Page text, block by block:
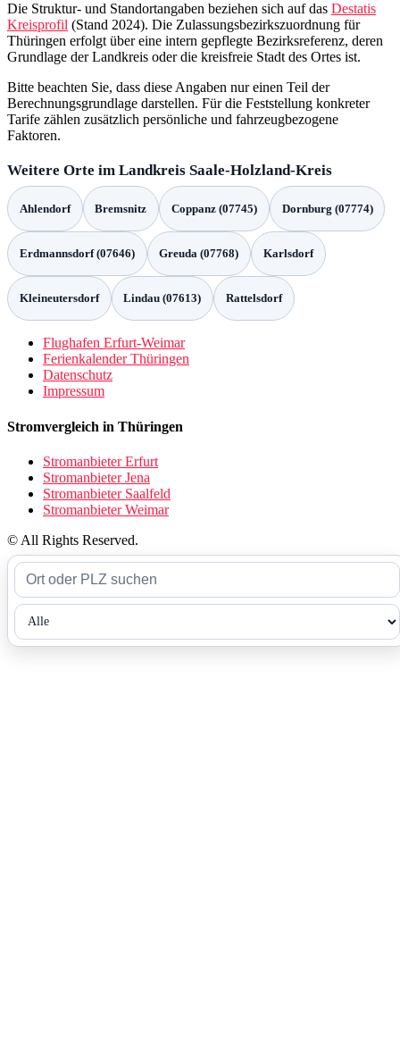
Die Struktur- und Standortangaben beziehen sich auf das Destatis
Kreisprofil (Stand 2024). Die Zulassungsbezirkszuordnung für
Thüringen erfolgt über eine intern gepflegte Bezirksreferenz, deren
Grundlage der Landkreis oder die kreisfreie Stadt des Ortes ist.
Bitte beachten Sie, dass diese Angaben nur einen Teil der
Berechnungsgrundlage darstellen. Für die Feststellung konkreter
Tarife zählen zusätzlich persönliche und fahrzeugbezogene
Faktoren.
Weitere Orte im Landkreis Saale-Holzland-Kreis
Ahlendorf Bremsnitz Coppanz (07745) Dornburg (07774)
Erdmannsdorf (07646) Greuda (07768) Karlsdorf
Kleineutersdorf Lindau (07613) Rattelsdorf
Flughafen Erfurt-Weimar
Ferienkalender Thüringen
Datenschutz
Impressum
Stromvergleich in Thüringen
Stromanbieter Erfurt
Stromanbieter Jena
Stromanbieter Saalfeld
Stromanbieter Weimar
© All Rights Reserved.